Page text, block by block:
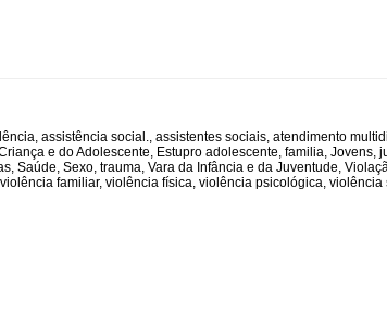
, assistência social., assistentes sociais, atendimento
e do Adolescente, Estupro adolescente, familia, Jovens,
, Saúde, Sexo, trauma, Vara da Infância e da Juventude,
violência familiar, violência física, violência psicológica, violência